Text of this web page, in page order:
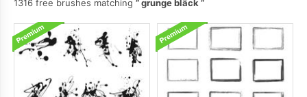
1316 free brushes matching
grunge bläck